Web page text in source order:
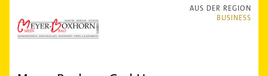
AUS DER REGION
BUSINESS